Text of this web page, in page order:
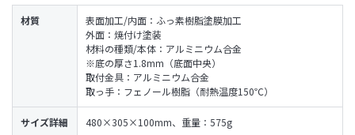
材質
表面加工/内面：ふっ素樹脂塗膜加工
外面：焼付け塗装
材料の種類/本体：アルミニウム合金
※底の厚さ1.8mm（底面中央）
取付金具：アルミニウム合金
取っ手：フェノール樹脂（耐熱温度150℃）
サイズ詳細 480×305×100mm、重量：575g